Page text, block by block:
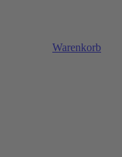
Warenkorb